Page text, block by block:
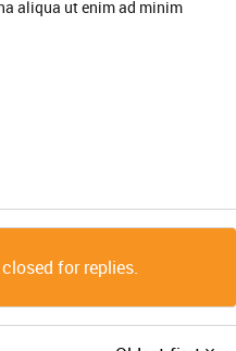
aliqua ut enim ad minim
for replies.